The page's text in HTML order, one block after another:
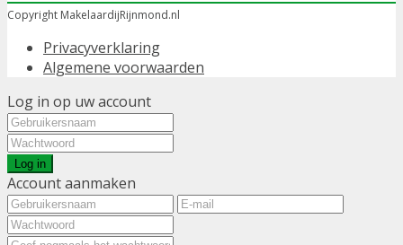
Copyright MakelaardijRijnmond.nl
Privacyverklaring
Algemene voorwaarden
Log in op uw account
Log in
Account aanmaken